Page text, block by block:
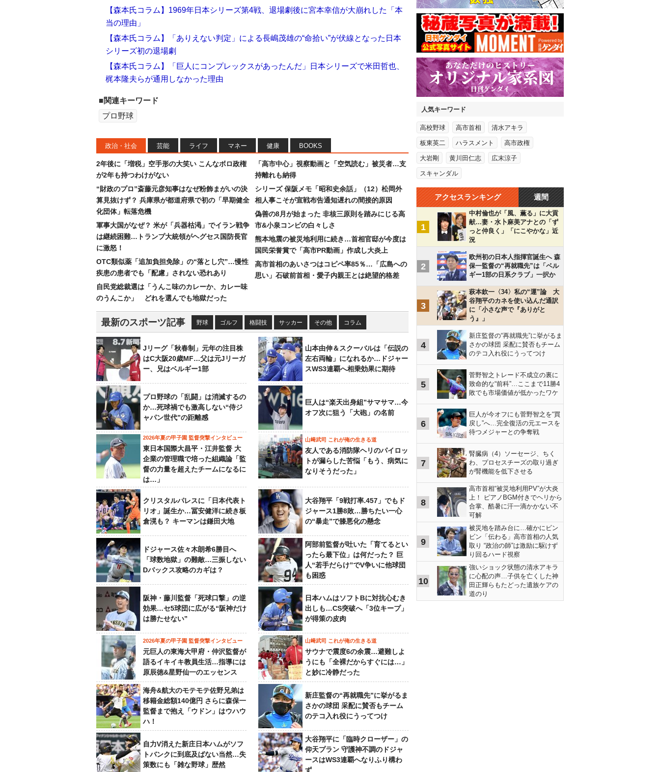
【森本氏コラム】1969年日本シリーズ第4戦、退場劇後に宮本幸信が大崩れした「本
当の理由」
【森本氏コラム】「ありえない判定」による長嶋茂雄の“命拾い”が伏線となった日本
シリーズ初の退場劇
【森本氏コラム】「巨人にコンプレックスがあったんだ」日本シリーズで米田哲也、
梶本隆夫らが通用しなかった理由
■関連キーワード
プロ野球
政治・社会 芸能 ライフ マネー 健康 BOOKS
2年後に「増税」空手形の大笑い こんなボロ政権
が2年も持つわけがない
“財政のプロ”斎藤元彦知事はなぜ粉飾まがいの決
算見抜けず？ 兵庫県が都道府県で初の「早期健全
化団体」転落危機
軍事大国がなぜ？ 米が「兵器枯渇」でイラン戦争
は継続困難…トランプ大統領がヘグセス国防長官
に激怒！
OTC類似薬「追加負担免除」の“落とし穴”…慢性
疾患の患者でも「配慮」されない恐れあり
自民党総裁選は「うんこ味のカレーか、カレー味
のうんこか」 どれを選んでも地獄だった
「高市中心」視察動画と「空気読む」被災者…支
持離れも納得
シリーズ 保阪メモ「昭和史余話」（12）松岡外
相人事こそが宣戦布告通知遅れの間接的原因
偽善の8月が始まった 非核三原則を踏みにじる高
市&小泉コンビの白々しさ
熊本地震の被災地利用に続き…首相官邸が今度は
国民栄誉賞で「高市PR動画」作成し大炎上
高市首相のあいさつはコピペ率85％…「広島への
思い」石破前首相・愛子内親王とは絶望的格差
最新のスポーツ記事 野球 ゴルフ 格闘技 サッカー その他 コラム
Jリーグ「秋春制」元年の注目株
はC大阪20歳MF…父は元Jリーガ
ー、兄はベルギー1部
山本由伸＆スクーバルは「伝説の
左右両輪」になれるか…ドジャー
スWS3連覇へ相乗効果に期待
プロ野球の「乱闘」は消滅するの
か…死球禍でも激高しない“侍ジ
ャパン世代”の距離感
巨人は“楽天出身組”サマサマ…今
オフ次に狙う「大砲」の名前
2026年夏の甲子園 監督突撃インタビュー
東日本国際大昌平・江井監督 大
企業の管理職で培った組織論「監
督の力量を超えたチームになるに
は…」
山﨑武司 これが俺の生きる道
友人である消防隊ヘリのパイロッ
トが漏らした苦悩「もう、病気に
なりそうだった」
クリスタルパレスに「日本代表ト
リオ」誕生か…冨安健洋に続き板
倉滉も？ キーマンは鎌田大地
大谷翔平「9戦打率.457」でもド
ジャース1勝8敗…勝ちたい一心
の“暴走”で膝悪化の懸念
ドジャース佐々木朗希6勝目へ
「球数地獄」の難敵…三振しない
Dバックス攻略のカギは？
阿部前監督が吐いた「育てるとい
ったら最下位」は何だった？ 巨
人“若手だらけ”でV争いに他球団
も困惑
阪神・藤川監督「死球口撃」の逆
効果…セ5球団に広がる“阪神だけ
は勝たせない”
日本ハムはソフトBに対抗心むき
出しも…CS突破へ「3位キープ」
が得策の皮肉
2026年夏の甲子園 監督突撃インタビュー
元巨人の東海大甲府・仲沢監督が
語るイキイキ教員生活…指導には
原辰徳&星野仙一のエッセンス
山﨑武司 これが俺の生きる道
サウナで震度6の余震…避難しよ
うにも「全裸だからすぐには…」
と妙に冷静だった
海舟&航大のモテモテ佐野兄弟は
移籍金総額140億円 さらに森保一
監督まで抱え「ウドン」はウハウ
ハ！
新庄監督の“再就職先”に挙がるま
さかの球団 采配に賛否もチーム
のテコ入れ役にうってつけ
自力V消えた新庄日本ハムがソフ
トバンクに到底及ばない当然…失
策数にも「雑な野球」歴然
大谷翔平に「臨時クローザー」の
仰天プラン 守護神不調のドジャ
ースはWS3連覇へなりふり構わ
ず
人気キーワード
高校野球 高市首相 清水アキラ
板東英二 ハラスメント 高市政権
大岩剛 黄川田仁志 広末涼子
スキャンダル
アクセスランキング 週間
1
中村倫也が「風、薫る」に大貢
献…妻・水卜麻美アナとの「ず
っと仲良く」「にこやかな」近
況
2
欧州初の日本人指揮官誕生へ 森
保一監督の“再就職先”は「ベル
ギー1部の日系クラブ」一択か
3
萩本欽一〈34〉私の“運”論 大
谷翔平のカネを使い込んだ通訳
に「小さな声で『ありがと
う』」
4
新庄監督の“再就職先”に挙がるま
さかの球団 采配に賛否もチーム
のテコ入れ役にうってつけ
5
菅野智之トレード不成立の裏に
致命的な“前科”…ここまで11勝4
敗でも市場価値が低かったワケ
6
巨人が今オフにも菅野智之を“買
戻し”へ…完全復活の元エースを
待つメジャーとの争奪戦
7
腎臓病（4）ソーセージ、ちく
わ、プロセスチーズの取り過ぎ
が腎機能を低下させる
8
高市首相“被災地利用PV”が大炎
上！ ピアノBGM付きでヘリから
合掌、酷暑に汗一滴かかない不
可解
9
被災地を踏み台に…確かにビン
ビン「伝わる」高市首相の人気
取り “政治の師”は激励に駆けず
り回るハード視察
10
強いショック状態の清水アキラ
に心配の声…子供を亡くした神
田正輝らもたどった遺族ケアの
道のり